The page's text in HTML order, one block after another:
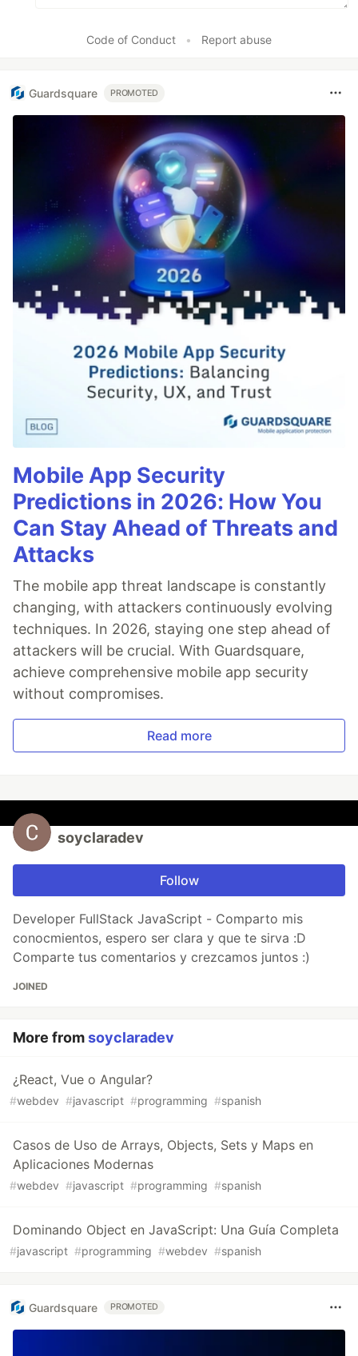
Code of Conduct • Report abuse
Guardsquare PROMOTED
Mobile App Security
Predictions in 2026: How You
Can Stay Ahead of Threats and
Attacks
The mobile app threat landscape is constantly
changing, with attackers continuously evolving
techniques. In 2026, staying one step ahead of
attackers will be crucial. With Guardsquare,
achieve comprehensive mobile app security
without compromises.
Read more
soyclaradev
Follow
Developer FullStack JavaScript - Comparto mis
conocmientos, espero ser clara y que te sirva :D
Comparte tus comentarios y crezcamos juntos :)
JOINED
More fromsoyclaradev
¿React, Vue o Angular?
#webdev #javascript #programming #spanish
Casos de Uso de Arrays, Objects, Sets y Maps en
Aplicaciones Modernas
#webdev #javascript #programming #spanish
Dominando Object en JavaScript: Una Guía Completa
#javascript #programming #webdev #spanish
Guardsquare PROMOTED